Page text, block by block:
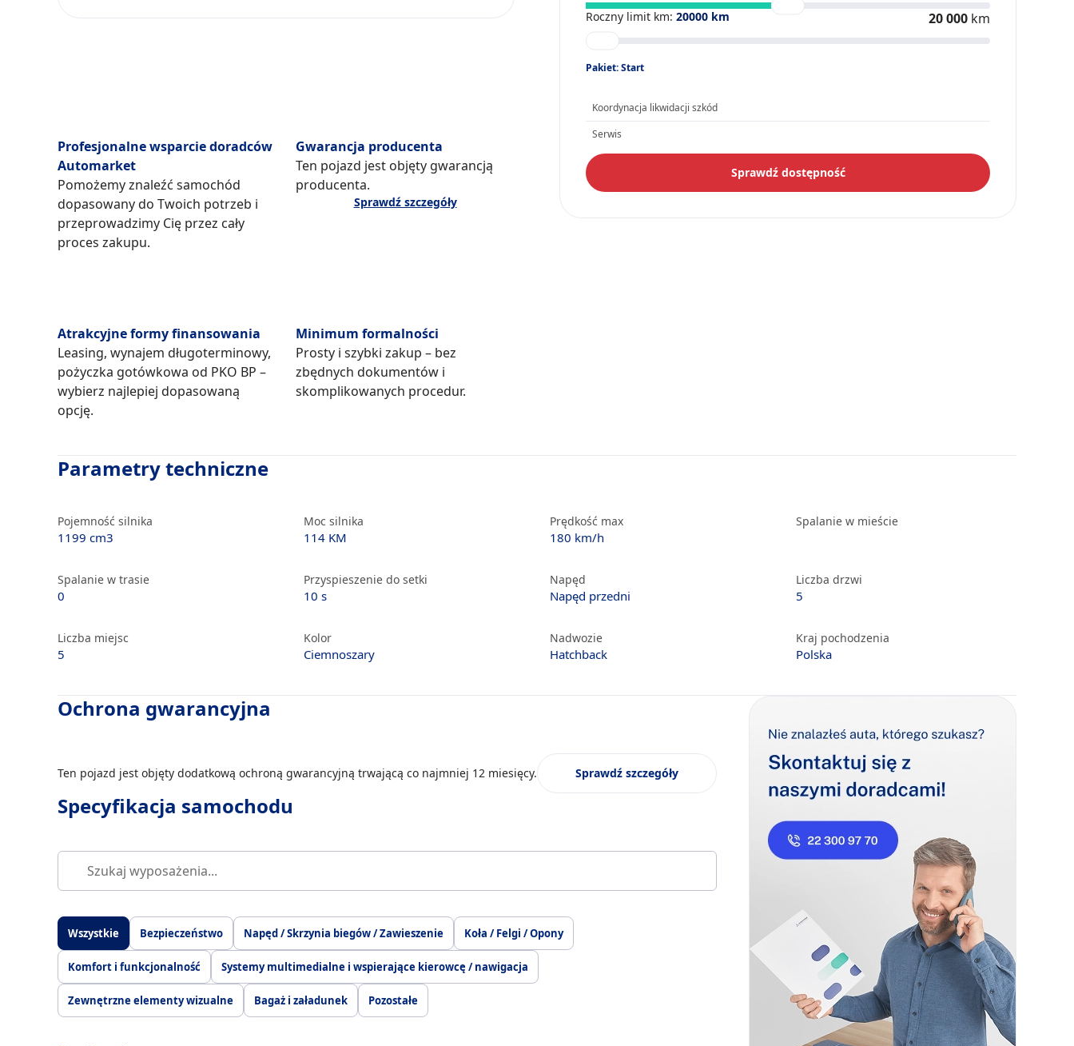
Roczny limit km: 20000 km 20 000 km
Pakiet: Start
Koordynacja likwidacji szkód
Serwis
Sprawdź dostępność
Profesjonalne wsparcie doradców
Automarket
Pomożemy znaleźć samochód
dopasowany do Twoich potrzeb i
przeprowadzimy Cię przez cały
proces zakupu.
Gwarancja producenta
Ten pojazd jest objęty gwarancją
producenta.
Sprawdź szczegóły
Atrakcyjne formy finansowania
Leasing, wynajem długoterminowy,
pożyczka gotówkowa od PKO BP –
wybierz najlepiej dopasowaną
opcję.
Minimum formalności
Prosty i szybki zakup – bez
zbędnych dokumentów i
skomplikowanych procedur.
Parametry techniczne
Pojemność silnika
1199 cm3
Moc silnika
114 KM
Prędkość max
180 km/h
Spalanie w mieście
Spalanie w trasie
0
Przyspieszenie do setki
10 s
Napęd
Napęd przedni
Liczba drzwi
5
Liczba miejsc
5
Kolor
Ciemnoszary
Nadwozie
Hatchback
Kraj pochodzenia
Polska
Ochrona gwarancyjna
Ten pojazd jest objęty dodatkową ochroną gwarancyjną trwającą co najmniej 12 miesięcy. Sprawdź szczegóły
Specyfikacja samochodu
Wszystkie Bezpieczeństwo Napęd / Skrzynia biegów / Zawieszenie Koła / Felgi / Opony
Komfort i funkcjonalność Systemy multimedialne i wspierające kierowcę / nawigacja
Zewnętrzne elementy wizualne Bagaż i załadunek Pozostałe